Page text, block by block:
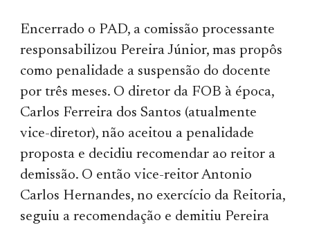
Encerrado o PAD, a comissão processante
responsabilizou Pereira Júnior, mas propôs
como penalidade a suspensão do docente
por três meses. O diretor da FOB à época,
Carlos Ferreira dos Santos (atualmente
vice-diretor), não aceitou a penalidade
proposta e decidiu recomendar ao reitor a
demissão. O então vice-reitor Antonio
Carlos Hernandes, no exercício da Reitoria,
seguiu a recomendação e demitiu Pereira